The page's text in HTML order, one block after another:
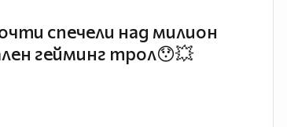
спечели над милион
гейминг трол😯💥